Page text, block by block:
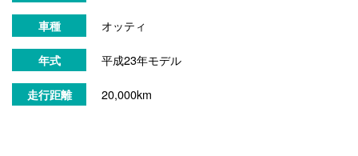
車種 オッティ
年式 平成23年モデル
走行距離 20,000km